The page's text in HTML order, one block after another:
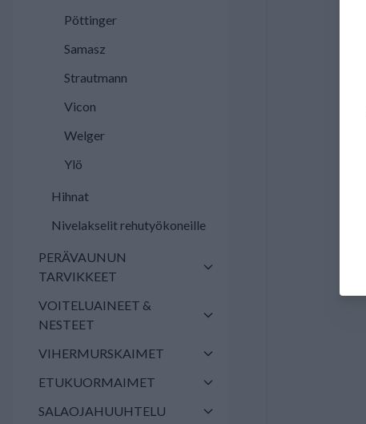
Pöttinger
Samasz
Strautmann
Vicon
Welger
Ylö
Hihnat
Nivelakselit rehutyökoneille
PERÄVAUNUN
TARVIKKEET
VOITELUAINEET &
NESTEET
VIHERMURSKAIMET
ETUKUORMAIMET
SALAOJAHUUHTELU